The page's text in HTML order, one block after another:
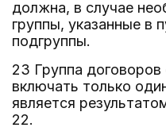
должна, в случае
группы, указанные в
подгруппы.
23 Группа
включать только
является
22.